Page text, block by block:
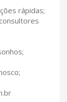
rápidas;